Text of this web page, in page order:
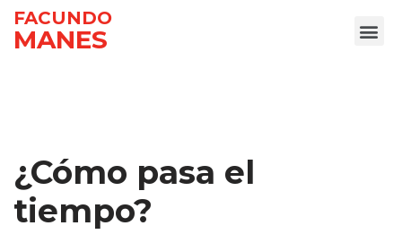
Ir
FACUNDO
MANES
¿Cómo pasa el
tiempo?